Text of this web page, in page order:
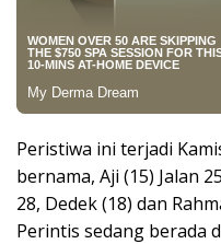
Peristiwa ini terjadi
bernama, Aji (15) Jalan
28, Dedek (18) dan
Perintis sedang berada